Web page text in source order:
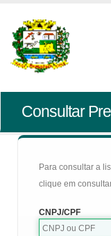
Consultar
Para consultar a
clique em
CNPJ/CPF